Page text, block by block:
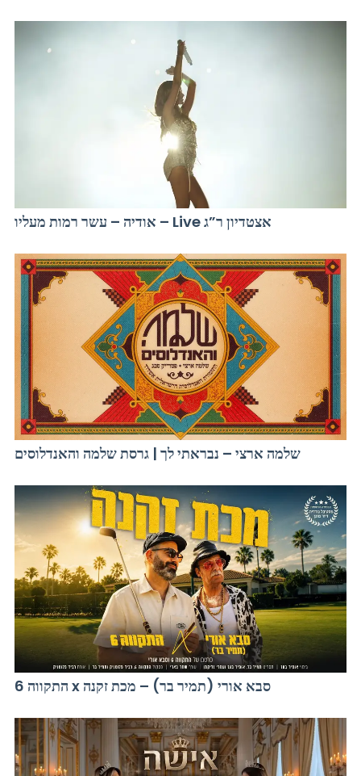
אודיה – עשר רמות מעליו – Live אצטדיון ר”ג
שלמה ארצי – נבראתי לך | גרסת שלמה והאנדלוסים
התקווה 6 x סבא אורי (תמיר בר) – מכת זקנה